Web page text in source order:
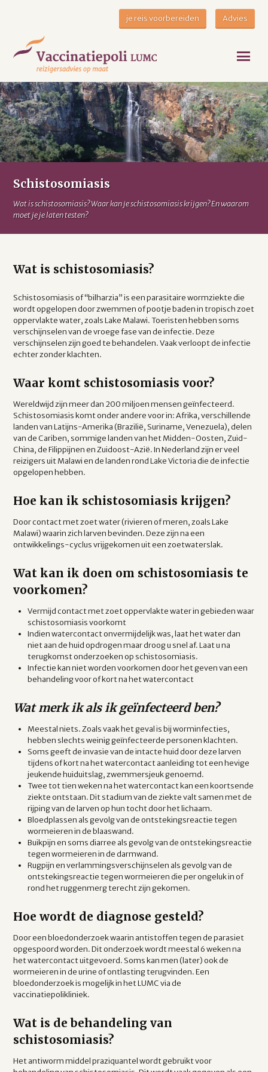
je reis voorbereiden Advies
Schistosomiasis
Wat is schistosomiasis? Waar kan je schistosomiasis krijgen? En waarom
moet je je laten testen?
Wat is schistosomiasis?
Schistosomiasis of “bilharzia” is een parasitaire wormziekte die
wordt opgelopen door zwemmen of pootje baden in tropisch zoet
oppervlakte water, zoals Lake Malawi. Toeristen hebben soms
verschijnselen van de vroege fase van de infectie. Deze
verschijnselen zijn goed te behandelen. Vaak verloopt de infectie
echter zonder klachten.
Waar komt schistosomiasis voor?
Wereldwijd zijn meer dan 200 miljoen mensen geïnfecteerd.
Schistosomiasis komt onder andere voor in: Afrika, verschillende
landen van Latijns-Amerika (Brazilië, Suriname, Venezuela), delen
van de Cariben, sommige landen van het Midden-Oosten, Zuid-
China, de Filippijnen en Zuidoost-Azië. In Nederland zijn er veel
reizigers uit Malawi en de landen rond Lake Victoria die de infectie
opgelopen hebben.
Hoe kan ik schistosomiasis krijgen?
Door contact met zoet water (rivieren of meren, zoals Lake
Malawi) waarin zich larven bevinden. Deze zijn na een
ontwikkelings-cyclus vrijgekomen uit een zoetwaterslak.
Wat kan ik doen om schistosomiasis te
voorkomen?
Vermijd contact met zoet oppervlakte water in gebieden waar
schistosomiasis voorkomt
Indien watercontact onvermijdelijk was, laat het water dan
niet aan de huid opdrogen maar droog u snel af. Laat u na
terugkomst onderzoeken op schistosomiasis.
Infectie kan niet worden voorkomen door het geven van een
behandeling voor of kort na het watercontact
Wat merk ik als ik geïnfecteerd ben?
Meestal niets. Zoals vaak het geval is bij worminfecties,
hebben slechts weinig geïnfecteerde personen klachten.
Soms geeft de invasie van de intacte huid door deze larven
tijdens of kort na het watercontact aanleiding tot een hevige
jeukende huiduitslag, zwemmersjeuk genoemd.
Twee tot tien weken na het watercontact kan een koortsende
ziekte ontstaan. Dit stadium van de ziekte valt samen met de
rijping van de larven op hun tocht door het lichaam.
Bloedplassen als gevolg van de ontstekingsreactie tegen
wormeieren in de blaaswand.
Buikpijn en soms diarree als gevolg van de ontstekingsreactie
tegen wormeieren in de darmwand.
Rugpijn en verlammingsverschijnselen als gevolg van de
ontstekingsreactie tegen wormeieren die per ongeluk in of
rond het ruggenmerg terecht zijn gekomen.
Hoe wordt de diagnose gesteld?
Door een bloedonderzoek waarin antistoffen tegen de parasiet
opgespoord worden. Dit onderzoek wordt meestal 6 weken na
het watercontact uitgevoerd. Soms kan men (later) ook de
wormeieren in de urine of ontlasting terugvinden. Een
bloedonderzoek is mogelijk in het LUMC via de
vaccinatiepolikliniek.
Wat is de behandeling van
schistosomiasis?
Het antiworm middel praziquantel wordt gebruikt voor